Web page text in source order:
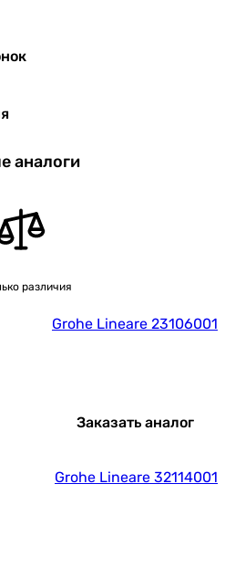
аналоги
различия
Grohe Lineare 23106001
Заказать аналог
Grohe Lineare 32114001